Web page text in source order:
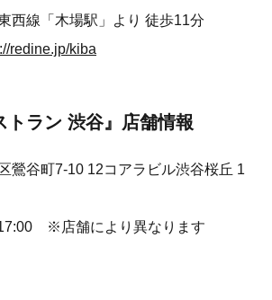
西線「木場駅」より 徒歩11分
redine.jp/kiba
トラン 渋谷』 店舗情報
鶯谷町7-10 12コアラビル渋谷桜丘 1
※店舗により異なります